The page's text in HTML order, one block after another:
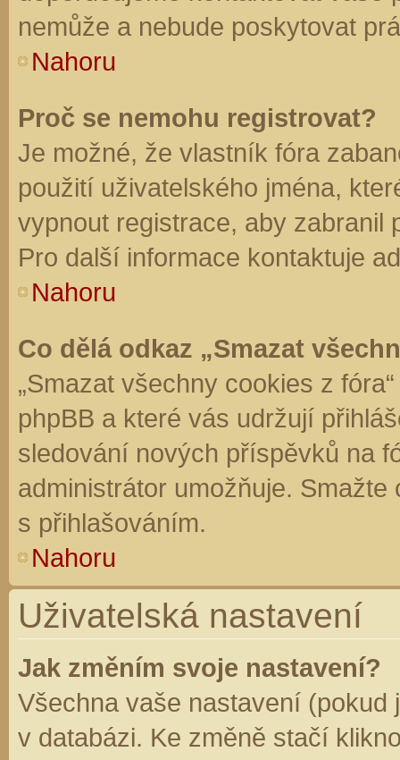
nemůže a nebude poskytovat
Nahoru
Proč se nemohu registrovat?
Je možné, že vlastník fóra
použití uživatelského jména,
vypnout registrace, aby zabranil
Pro další informace kontaktuje
Nahoru
Co dělá odkaz „Smazat
„Smazat všechny cookies z
phpBB a které vás udržují
sledování nových příspěvků na
administrátor umožňuje.
s přihlašováním.
Nahoru
Uživatelská nastavení
Jak změním svoje nastavení?
Všechna vaše nastavení (pokud
v databázi. Ke změně stačí